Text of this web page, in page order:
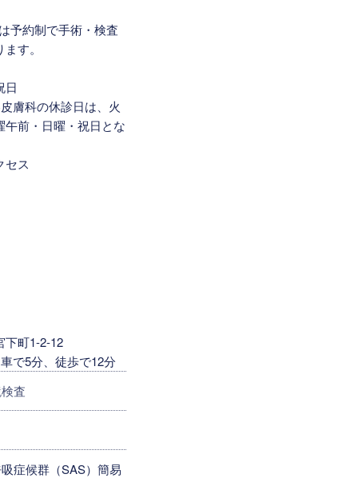
予約制で手術・検査
す。
日
膚科の休診日は、火
午前・日曜・祝日とな
セス
下町1-2-12
で5分、徒歩で12分
査
症候群（SAS）簡易